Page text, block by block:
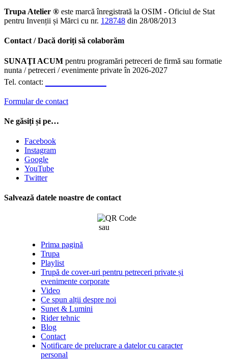
Trupa Atelier ® este marcă înregistrată la OSIM - Oficiul de Stat
pentru Invenții și Mărci cu nr. 128748 din 28/08/2013
Contact / Dacă doriți să colaborăm
SUNAŢI ACUM pentru programări petreceri de firmă sau formatie
nunta / petreceri / evenimente private în 2026-2027
Tel. contact:
Formular de contact
Ne găsiți și pe…
Facebook
Instagram
Google
YouTube
Twitter
Salvează datele noastre de contact
sau
Prima pagină
Trupa
Playlist
Trupă de cover-uri pentru petreceri private și
evenimente corporate
Video
Ce spun alții despre noi
Sunet & Lumini
Rider tehnic
Blog
Contact
Notificare de prelucrare a datelor cu caracter
personal